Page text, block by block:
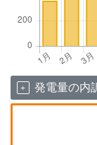
発電量の内